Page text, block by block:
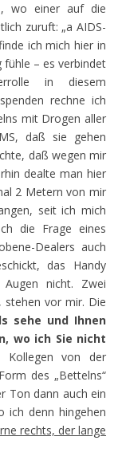
wo einer auf die
zuruft: „a AIDS-
ich mich hier in
– es verbindet
in diesem
rechne ich
mit Drogen aller
daß sie gehen
daß wegen mir
dealte man hier
2 Metern von mir
seit ich mich
die Frage eines
Dealers auch
das Handy
nicht. Zwei
stehen vor mir. Die
sehe und Ihnen
wo ich Sie nicht
Kollegen von der
des „Bettelns“
Ton dann auch ein
ich denn hingehen
rechts, der lange